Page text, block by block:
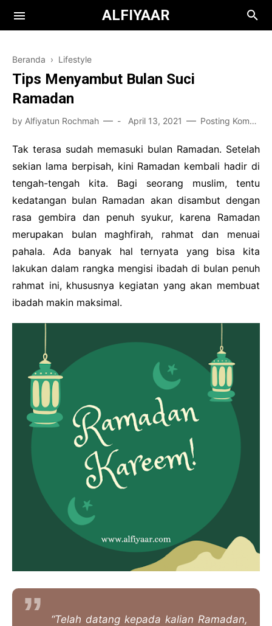
ALFIYAAR
Film
Teknologi
Kuliah
Bisnis
Cooking
Financial
Beranda › Lifestyle
Tips Menyambut Bulan Suci
Ramadan
by Alfiyatun Rochmah - April 13, 2021 Posting Komentar
Tak terasa sudah memasuki bulan Ramadan. Setelah
sekian lama berpisah, kini Ramadan kembali hadir di
tengah-tengah kita. Bagi seorang muslim, tentu
kedatangan bulan Ramadan akan disambut dengan
rasa gembira dan penuh syukur, karena Ramadan
merupakan bulan maghfirah, rahmat dan menuai
pahala. Ada banyak hal ternyata yang bisa kita
lakukan dalam rangka mengisi ibadah di bulan penuh
rahmat ini, khususnya kegiatan yang akan membuat
ibadah makin maksimal.
“Telah datang kepada kalian Ramadan,